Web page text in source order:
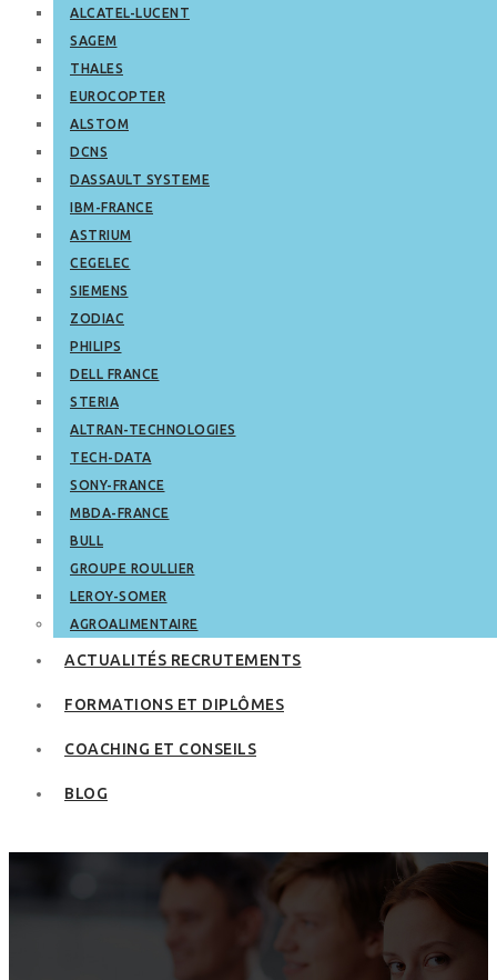
ALCATEL-LUCENT
SAGEM
THALES
EUROCOPTER
ALSTOM
DCNS
DASSAULT SYSTEME
IBM-FRANCE
ASTRIUM
CEGELEC
SIEMENS
ZODIAC
PHILIPS
DELL FRANCE
STERIA
ALTRAN-TECHNOLOGIES
TECH-DATA
SONY-FRANCE
MBDA-FRANCE
BULL
GROUPE ROULLIER
LEROY-SOMER
AGROALIMENTAIRE
ACTUALITÉS RECRUTEMENTS
FORMATIONS ET DIPLÔMES
COACHING ET CONSEILS
BLOG